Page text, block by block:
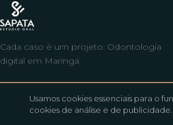
Usamos cookies essenciais para o
cookies de análise e de publicidade.
Cada caso é um projeto. Odontologia
digital em Maringá.
Responsável Técnico: Dr. Diogo Marques Sapata ·